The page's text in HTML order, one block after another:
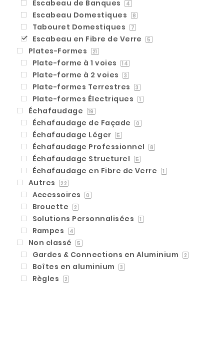
Escabeau de Banques 4
Escabeau Domestiques 8
Tabouret Domestiques 7
Escabeau en Fibre de Verre 5
Plates-Formes 21
Plate-forme à 1 voies 14
Plate-forme à 2 voies 3
Plate-formes Terrestres 3
Plate-formes Électriques 1
Échafaudage 19
Échafaudage de Façade 0
Échafaudage Léger 5
Échafaudage Professionnel 8
Échafaudage Structurel 5
Échafaudage en Fibre de Verre 1
Autres 22
Accessoires 0
Brouette 2
Solutions Personnalisées 1
Rampes 4
Non classé 5
Gardes & Connections en Aluminium 2
Boîtes en aluminium 3
Règles 2